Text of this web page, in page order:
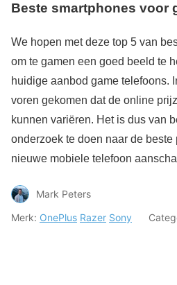
Beste smartphones voor
We hopen met deze top 5 van
om te gamen een goed beeld te
huidige aanbod game telefoons.
voren gekomen dat de online
kunnen variëren. Het is dus van
onderzoek te doen naar de beste
nieuwe mobiele telefoon
Mark Peters
Merk: OnePlus Razer Sony